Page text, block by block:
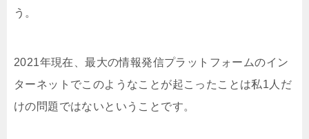
う。
2021年現在、最大の情報発信プラットフォームのイン
ターネットでこのようなことが起こったことは私1人だ
けの問題ではないということです。